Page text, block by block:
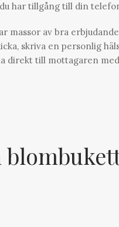
har tillgång till din
massor av bra
skriva en personlig
direkt till mottagaren